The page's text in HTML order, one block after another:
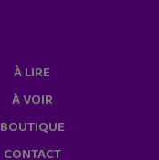
À LIRE
À VOIR
BOUTIQUE
CONTACT